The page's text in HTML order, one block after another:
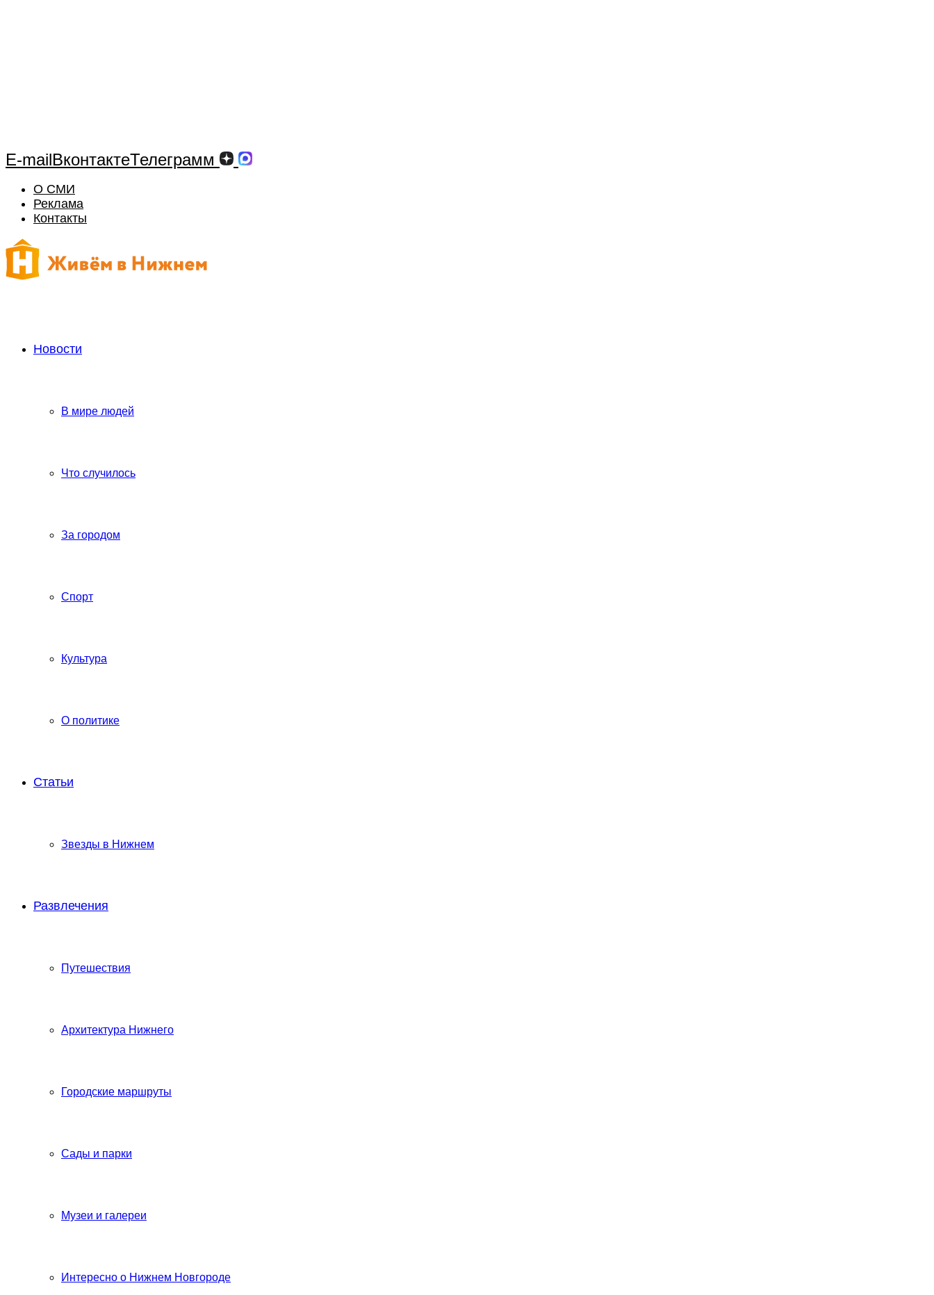
E-mailВконтактеТелеграмм
О СМИ
Реклама
Контакты
Новости
В мире людей
Что случилось
За городом
Спорт
Культура
О политике
Статьи
Звезды в Нижнем
Развлечения
Путешествия
Архитектура Нижнего
Городские маршруты
Сады и парки
Музеи и галереи
Интересно о Нижнем Новгороде